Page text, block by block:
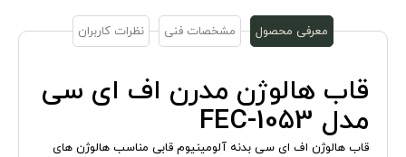
معرفی محصول مشخصات فنی نظرات کاربران
قاب هالوژن مدرن اف ای سی
مدل FEC-1053
قاب هالوژن اف ای سی بدنه آلومینیوم قابی مناسب هالوژن های